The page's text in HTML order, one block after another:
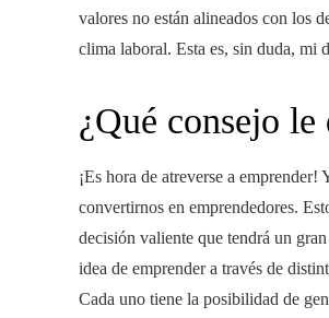
valores no están alineados con los
clima laboral. Esta es, sin duda, mi
¿Qué consejo le
¡Es hora de atreverse a
convertirnos en emprendedores.
decisión valiente que tendrá un
idea de emprender a través de
Cada uno tiene la posibilidad de